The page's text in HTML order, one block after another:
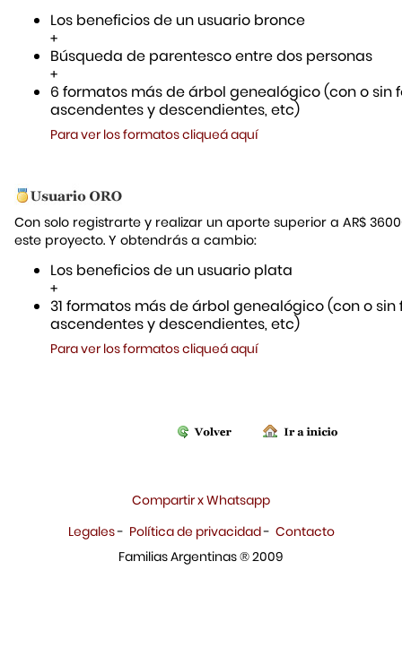
Los beneficios de un usuario bronce
+
Búsqueda de parentesco entre dos personas
+
6 formatos más de árbol genealógico (con o sin
ascendentes y descendientes, etc)
Para ver los formatos cliqueá aquí
Con solo registrarte y realizar un aporte superior a AR$
este proyecto. Y obtendrás a cambio:
Los beneficios de un usuario plata
+
31 formatos más de árbol genealógico (con o sin
ascendentes y descendientes, etc)
Para ver los formatos cliqueá aquí
Compartir x Whatsapp
Legales- Política de privacidad- Contacto
Familias Argentinas ® 2009